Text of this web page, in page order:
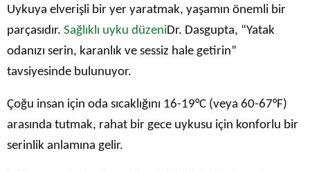
Uykuya elverişli bir yer yaratmak, yaşamın önemli bir
parçasıdır. Sağlıklı uyku düzeniDr. Dasgupta, “Yatak
odanızı serin, karanlık ve sessiz hale getirin”
tavsiyesinde bulunuyor.
Çoğu insan için oda sıcaklığını 16-19°C (veya 60-67°F)
arasında tutmak, rahat bir gece uykusu için konforlu bir
serinlik anlamına gelir.